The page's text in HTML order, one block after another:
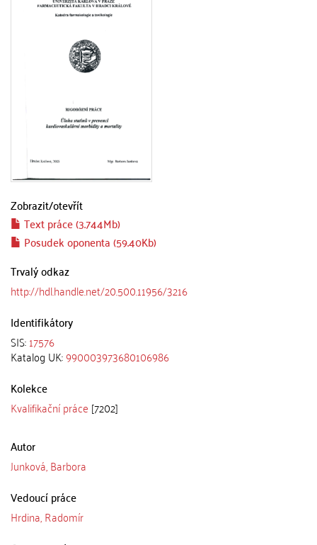
Zobrazit/otevřít
Text práce (3.744Mb)
Posudek oponenta (59.40Kb)
Trvalý odkaz
http://hdl.handle.net/20.500.11956/3216
Identifikátory
SIS:17576
Katalog UK:990003973680106986
Kolekce
Kvalifikační práce [7202]
Autor
Junková, Barbora
Vedoucí práce
Hrdina, Radomír